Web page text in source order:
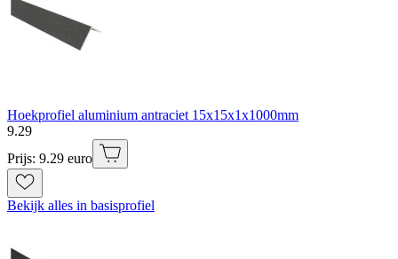
Hoekprofiel aluminium antraciet 15x15x1x1000mm
9.29
Prijs: 9.29 euro
Bekijk alles in basisprofiel